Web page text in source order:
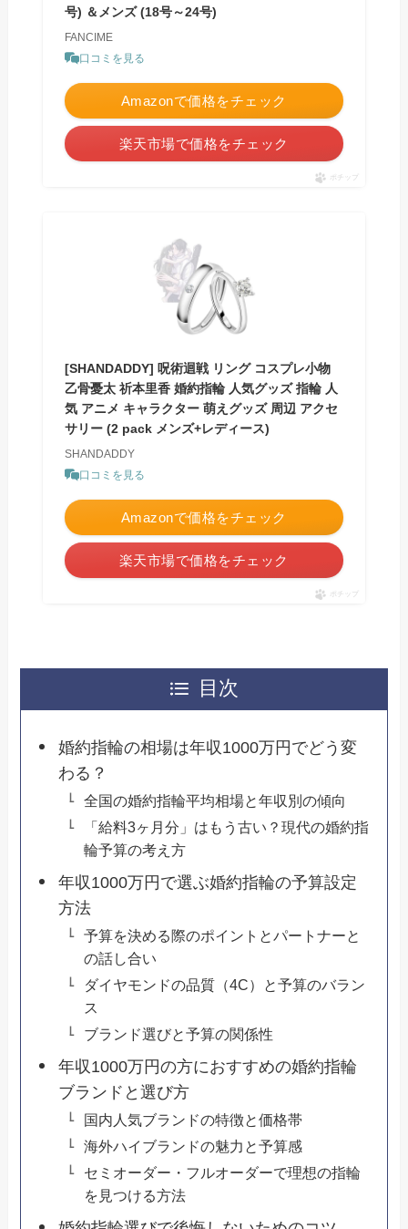
号) ＆メンズ (18号～24号)
FANCIME
口コミを見る
Amazonで価格をチェック
楽天市場で価格をチェック
ポチップ
[SHANDADDY] 呪術迴戦 リング コスプレ小物
乙骨憂太 祈本里香 婚約指輪 人気グッズ 指輪 人
気 アニメ キャラクター 萌えグッズ 周辺 アクセ
サリー (2 pack メンズ+レディース)
SHANDADDY
口コミを見る
Amazonで価格をチェック
楽天市場で価格をチェック
ポチップ
目次
婚約指輪の相場は年収1000万円でどう変
わる？
全国の婚約指輪平均相場と年収別の傾向
「給料3ヶ月分」はもう古い？現代の婚約指
輪予算の考え方
年収1000万円で選ぶ婚約指輪の予算設定
方法
予算を決める際のポイントとパートナーと
の話し合い
ダイヤモンドの品質（4C）と予算のバラン
ス
ブランド選びと予算の関係性
年収1000万円の方におすすめの婚約指輪
ブランドと選び方
国内人気ブランドの特徴と価格帯
海外ハイブランドの魅力と予算感
セミオーダー・フルオーダーで理想の指輪
を見つける方法